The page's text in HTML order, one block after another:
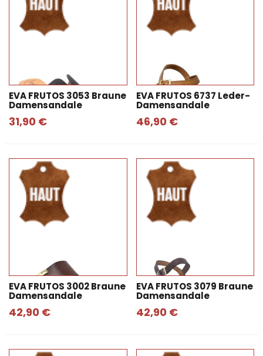
EVA FRUTOS 3053 Braune
Damensandale
31,90 €
EVA FRUTOS 6737 Leder-
Damensandale
46,90 €
EVA FRUTOS 3002 Braune
Damensandale
42,90 €
EVA FRUTOS 3079 Braune
Damensandale
42,90 €